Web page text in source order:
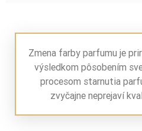
Zmena farby parfumu je
výsledkom pôsobením
procesom starnutia
zvyčajne neprejaví